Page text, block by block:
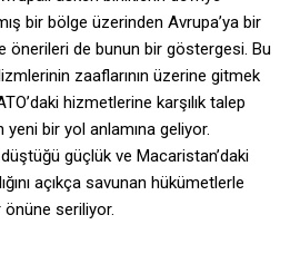
bir bölge üzerinden Avrupa’ya bir
önerileri de bunun bir göstergesi. Bu
zaaflarının üzerine gitmek
hizmetlerine karşılık talep
bir yol anlamına geliyor.
güçlük ve Macaristan’daki
açıkça savunan hükümetlerle
önüne seriliyor.